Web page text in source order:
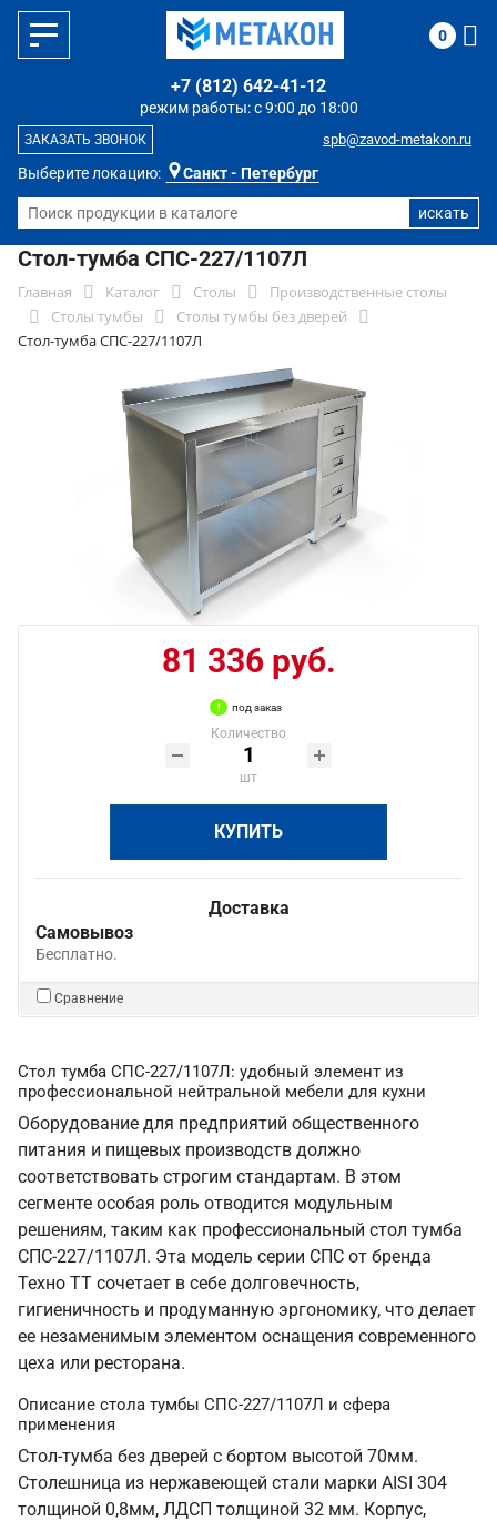
Выберите локацию: Санкт - Петербург
режим работы: с 9:00 до 18:00
+7 (812) 642-41-12
spb@zavod-metakon.ru
ЗАКАЗАТЬ ЗВОНОК
0
Стол-тумба СПС-227/1107Л
Главная Каталог Столы
Производственные столы
Столы тумбы
Столы тумбы без дверей
Стол-тумба СПС-227/1107Л
81 336 руб.
под заказ
Количество
шт
КУПИТЬ
Доставка
Самовывоз
Бесплатно.
Сравнение
Стол тумба СПС-227/1107Л: удобный элемент из
профессиональной нейтральной мебели для кухни
Оборудование для предприятий общественного
питания и пищевых производств должно
соответствовать строгим стандартам. В этом
сегменте особая роль отводится модульным
решениям, таким как профессиональный стол тумба
СПС-227/1107Л. Эта модель серии СПС от бренда
Техно ТТ сочетает в себе долговечность,
гигиеничность и продуманную эргономику, что делает
ее незаменимым элементом оснащения современного
цеха или ресторана.
Описание стола тумбы СПС-227/1107Л и сфера
применения
Стол-тумба без дверей с бортом высотой 70мм.
Столешница из нержавеющей стали марки AISI 304
толщиной 0,8мм, ЛДСП толщиной 32 мм. Корпус,